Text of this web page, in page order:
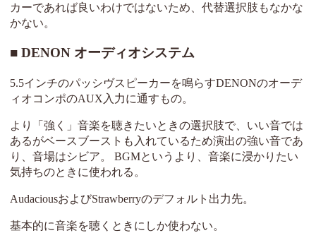
カーであれば良いわけではないため、代替選択肢もなかな
かない。
DENON オーディオシステム
5.5インチのパッシヴスピーカーを鳴らすDENONのオーデ
ィオコンポのAUX入力に通すもの。
より「強く」音楽を聴きたいときの選択肢で、いい音では
あるがベースブーストも入れているため演出の強い音であ
り、音場はシビア。 BGMというより、音楽に浸かりたい
気持ちのときに使われる。
AudaciousおよびStrawberryのデフォルト出力先。
基本的に音楽を聴くときにしか使わない。